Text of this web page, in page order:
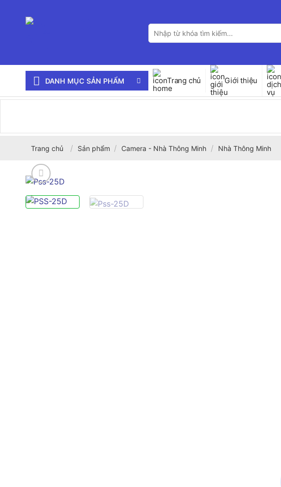
Tìm
kiếm:
DANH MỤC SẢN PHẨM Trang chủ Giới thiệu
Trang chủ / Sản phẩm / Camera - Nhà Thông Minh / Nhà Thông Minh